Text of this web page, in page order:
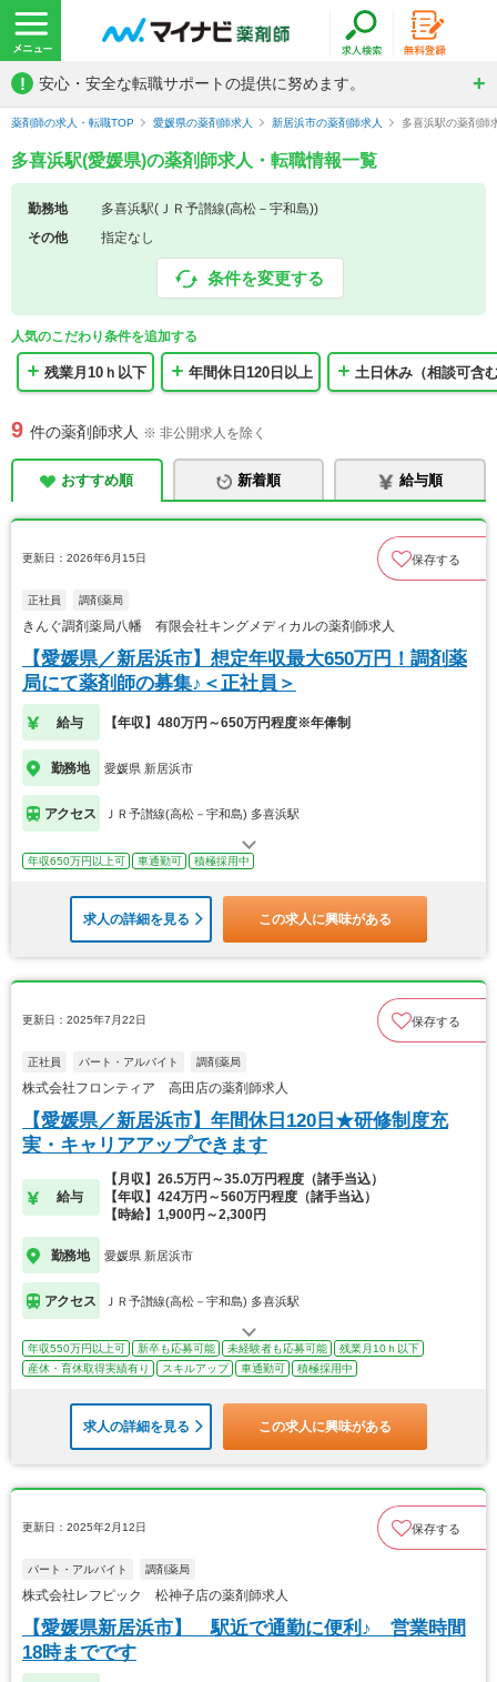
! 安心・安全な転職サポートの提供に努めます。
薬剤師の求人・転職TOP 愛媛県の薬剤師求人 新居浜市の薬剤師求人 多喜浜駅の薬剤師
多喜浜駅(愛媛県)の薬剤師求人・転職情報一覧
勤務地
多喜浜駅(ＪＲ予讃線(高松－宇和島))
その他
指定なし
条件を変更する
人気のこだわり条件を追加する
残業月10ｈ以下 年間休日120日以上 土日休み（相談可含
9 件の薬剤師求人 ※ 非公開求人を除く
おすすめ順 新着順 給与順
更新日：2026年6月15日 保存する
正社員 調剤薬局
きんぐ調剤薬局八幡 有限会社キングメディカルの薬剤師求人
【愛媛県／新居浜市】想定年収最大650万円！調剤薬
局にて薬剤師の募集♪＜正社員＞
給与 【年収】480万円～650万円程度※年俸制
勤務地 愛媛県 新居浜市
アクセス ＪＲ予讃線(高松－宇和島) 多喜浜駅
年収650万円以上可 車通勤可 積極採用中
求人の詳細を見る この求人に興味がある
更新日：2025年7月22日 保存する
正社員 パート・アルバイト 調剤薬局
株式会社フロンティア 高田店の薬剤師求人
【愛媛県／新居浜市】年間休日120日★研修制度充
実・キャリアアップできます
給与
【月収】26.5万円～35.0万円程度（諸手当込）
【年収】424万円～560万円程度（諸手当込）
【時給】1,900円～2,300円
勤務地 愛媛県 新居浜市
アクセス ＪＲ予讃線(高松－宇和島) 多喜浜駅
年収550万円以上可 新卒も応募可能 未経験者も応募可能
残業月10ｈ以下
産休・育休取得実績有り
スキルアップ 車通勤可 積極採用中
求人の詳細を見る この求人に興味がある
更新日：2025年2月12日 保存する
パート・アルバイト 調剤薬局
株式会社レフピック 松神子店の薬剤師求人
【愛媛県新居浜市】 駅近で通勤に便利♪ 営業時間
18時までです